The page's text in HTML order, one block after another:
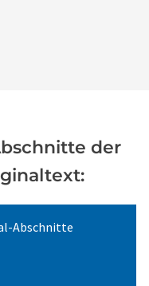
der
Abschnitte